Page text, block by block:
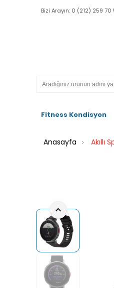
Bizi Arayın: 0 (212) 259
Fitness Kondisyon
Anasayfa Akıllı